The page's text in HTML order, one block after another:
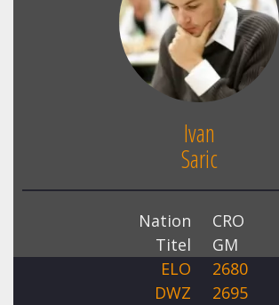
Ivan
Saric
Nation
CRO
Titel
GM
ELO
2680
DWZ
2695